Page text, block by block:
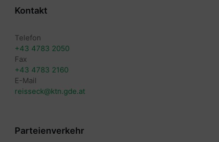
Kontakt
Telefon
+43 4783 2050
Fax
+43 4783 2160
E-Mail
reisseck@ktn.gde.at
Parteienverkehr